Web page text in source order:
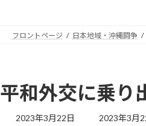
フロントページ 日本地域・沖縄闘争
平和外交に乗り
2023年3月22日
最
2023年3月